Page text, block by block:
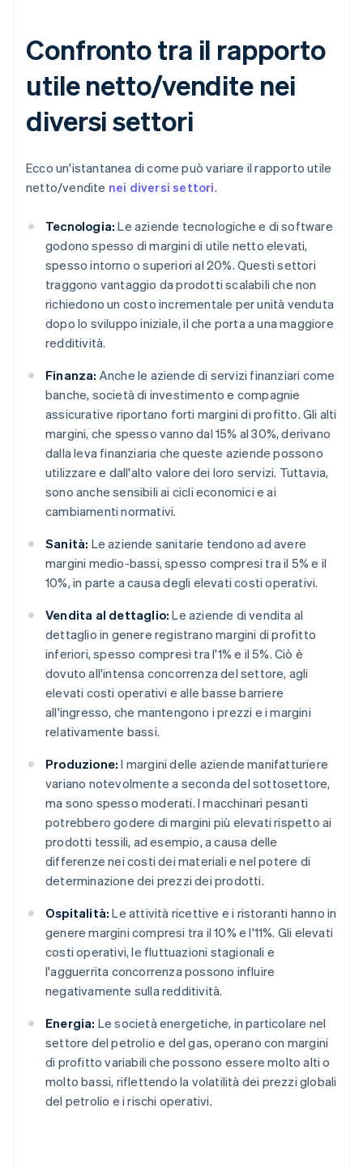
Confronto tra il rapporto
utile netto/vendite nei
diversi settori
Ecco un'istantanea di come può variare il rapporto utile
netto/vendite nei diversi settori.
Tecnologia: Le aziende tecnologiche e di software
godono spesso di margini di utile netto elevati,
spesso intorno o superiori al 20%. Questi settori
traggono vantaggio da prodotti scalabili che non
richiedono un costo incrementale per unità venduta
dopo lo sviluppo iniziale, il che porta a una maggiore
redditività.
Finanza: Anche le aziende di servizi finanziari come
banche, società di investimento e compagnie
assicurative riportano forti margini di profitto. Gli alti
margini, che spesso vanno dal 15% al 30%, derivano
dalla leva finanziaria che queste aziende possono
utilizzare e dall'alto valore dei loro servizi. Tuttavia,
sono anche sensibili ai cicli economici e ai
cambiamenti normativi.
Sanità: Le aziende sanitarie tendono ad avere
margini medio-bassi, spesso compresi tra il 5% e il
10%, in parte a causa degli elevati costi operativi.
Vendita al dettaglio: Le aziende di vendita al
dettaglio in genere registrano margini di profitto
inferiori, spesso compresi tra l'1% e il 5%. Ciò è
dovuto all'intensa concorrenza del settore, agli
elevati costi operativi e alle basse barriere
all'ingresso, che mantengono i prezzi e i margini
relativamente bassi.
Produzione: I margini delle aziende manifatturiere
variano notevolmente a seconda del sottosettore,
ma sono spesso moderati. I macchinari pesanti
potrebbero godere di margini più elevati rispetto ai
prodotti tessili, ad esempio, a causa delle
differenze nei costi dei materiali e nel potere di
determinazione dei prezzi dei prodotti.
Ospitalità: Le attività ricettive e i ristoranti hanno in
genere margini compresi tra il 10% e l'11%. Gli elevati
costi operativi, le fluttuazioni stagionali e
l'agguerrita concorrenza possono influire
negativamente sulla redditività.
Energia: Le società energetiche, in particolare nel
settore del petrolio e del gas, operano con margini
di profitto variabili che possono essere molto alti o
molto bassi, riflettendo la volatilità dei prezzi globali
del petrolio e i rischi operativi.